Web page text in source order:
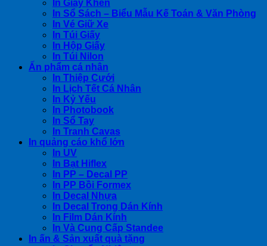
In Giấy Khen
In Sổ Sách – Biểu Mẫu Kế Toán & Văn Phòng
In Vé Giữ Xe
In Túi Giấy
In Hộp Giấy
In Túi Nilon
Ấn phẩm cá nhân
In Thiệp Cưới
In Lịch Tết Cá Nhân
In Kỷ Yếu
In Photobook
In Sổ Tay
In Tranh Cavas
In quảng cáo khổ lớn
In UV
In Bạt Hiflex
In PP – Decal PP
In PP Bồi Formex
In Decal Nhựa
In Decal Trong Dán Kính
In Film Dán Kính
In Và Cung Cấp Standee
In ấn & Sản xuất quà tặng